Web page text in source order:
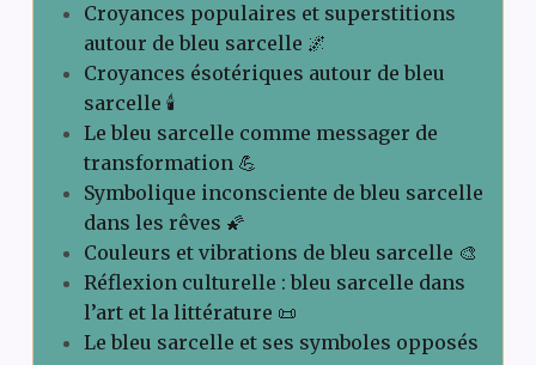
Croyances populaires et superstitions
autour de bleu sarcelle 🌌
Croyances ésotériques autour de bleu
sarcelle 🕯️
Le bleu sarcelle comme messager de
transformation 💪
Symbolique inconsciente de bleu sarcelle
dans les rêves 🌠
Couleurs et vibrations de bleu sarcelle 🎨
Réflexion culturelle : bleu sarcelle dans
l’art et la littérature 📜
Le bleu sarcelle et ses symboles opposés